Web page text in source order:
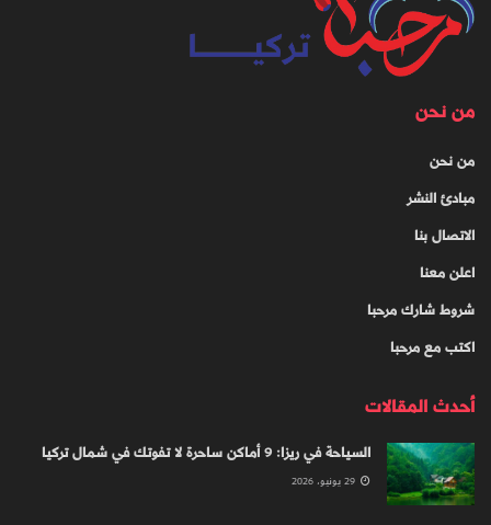
من نحن
من نحن
مبادئ النشر
الاتصال بنا
اعلن معنا
شروط شارك مرحبا
اكتب مع مرحبا
أحدث المقالات
السياحة في ريزا: 9 أماكن ساحرة لا تفوتك في شمال تركيا